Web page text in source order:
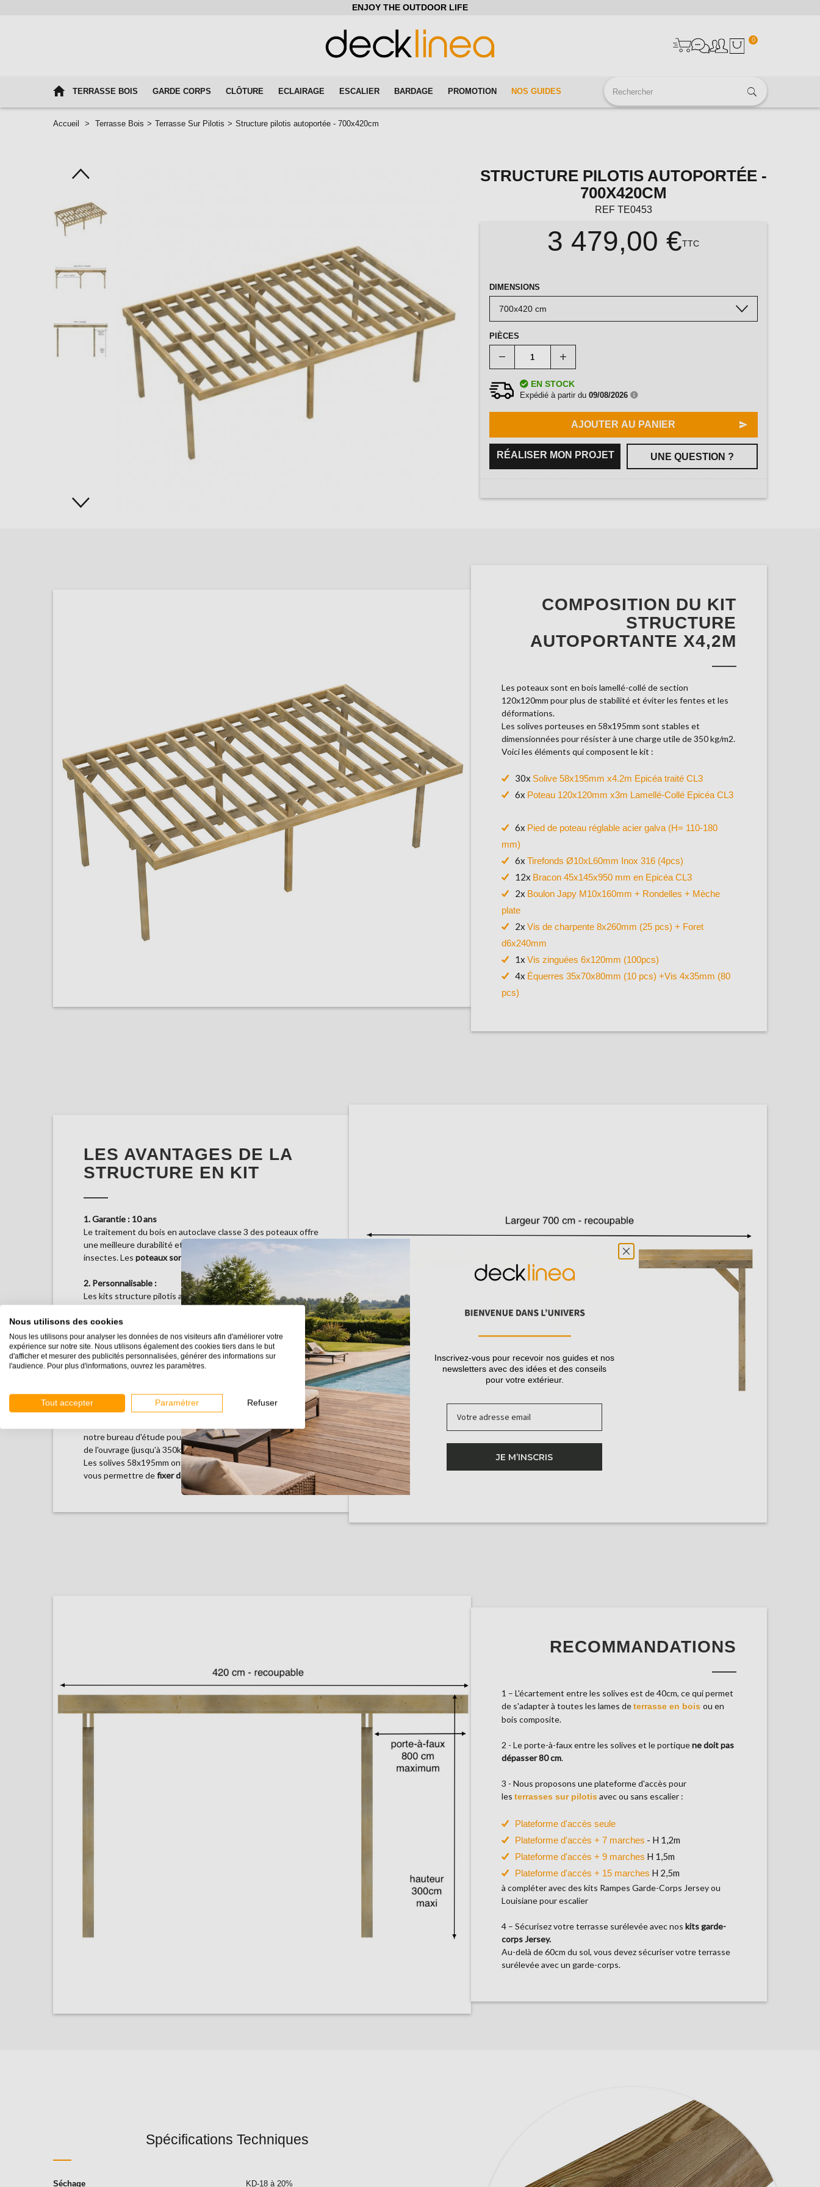
ENJOY THE OUTDOOR LIFE
0
TERRASSE BOIS GARDE CORPS CLÔTURE ECLAIRAGE ESCALIER BARDAGE PROMOTION NOS GUIDES
Accueil > Terrasse Bois > Terrasse Sur Pilotis > Structure pilotis autoportée - 700x420cm
STRUCTURE PILOTIS AUTOPORTÉE -
700X420CM
REF TE0453
3 479,00 €TTC
DIMENSIONS
PIÈCES
EN STOCK
Expédié à partir du 09/08/2026
AJOUTER AU PANIER
RÉALISER MON PROJET UNE QUESTION ?
COMPOSITION DU KIT
STRUCTURE
AUTOPORTANTE X4,2M
Les poteaux sont en bois lamellé-collé de section
120x120mm pour plus de stabilité et éviter les fentes et les
déformations.
Les solives porteuses en 58x195mm sont stables et
dimensionnées pour résister à une charge utile de 350 kg/m2.
Voici les éléments qui composent le kit :
30x Solive 58x195mm x4.2m Epicéa traité CL3
6x Poteau 120x120mm x3m Lamellé-Collé Epicéa CL3
6x Pied de poteau réglable acier galva (H= 110-180
mm)
6x Tirefonds Ø10xL60mm Inox 316 (4pcs)
12x Bracon 45x145x950 mm en Epicéa CL3
2x Boulon Japy M10x160mm + Rondelles + Mèche
plate
2x Vis de charpente 8x260mm (25 pcs) + Foret
d6x240mm
1x Vis zinguées 6x120mm (100pcs)
4x Équerres 35x70x80mm (10 pcs) +Vis 4x35mm (80
pcs)
LES AVANTAGES DE LA
STRUCTURE EN KIT
1. Garantie : 10 ans
Le traitement du bois en autoclave classe 3 des poteaux offre
une meilleure durabilité et résistance aux intempéries et aux
insectes. Les poteaux sont en bois lamellé-collés.
2. Personnalisable :
Les kits structure pilotis adossés sont recoupables pour
s'adapter tout type de configuration spécifique. Les poteaux
peuvent se recouper en hauteur.
3. Livraison gratuite & rapide :
Tous les éléments de nos kits structure pilotis adossés sont
en stock. La livraison s’effectue par camion équipés de chariot
4 – Structure renforcée
Les sections des poteaux et des solives ont été calculées par
notre bureau d'étude pour vous assurer une bonne stabilité
de l'ouvrage (jusqu'à 350kg/m2)
Les solives 58x195mm ont été volontairement doublées pour
vous permettre defixer des poteaux de garde-corps.
RECOMMANDATIONS
1 – L'écartement entre les solives est de 40cm, ce qui permet
de s'adapter à toutes les lames deterrasse en bois ou en
bois composite.
2 - Le porte-à-faux entre les solives et le portiquene doit pas
dépasser 80 cm.
3 - Nous proposons une plateforme d'accès pour
les terrasses sur pilotis avec ou sans escalier :
Plateforme d'accès seule
Plateforme d'accès + 7 marches - H 1,2m
Plateforme d'accès + 9 marches H 1,5m
Plateforme d'accès + 15 marches H 2,5m
à compléter avec des kits Rampes Garde-Corps Jersey ou
Louisiane pour escalier
4 – Sécurisez votre terrasse surélevée avec nos kits garde-
corps Jersey.
Au-delà de 60cm du sol, vous devez sécuriser votre terrasse
surélevée avec un garde-corps.
Spécifications Techniques
Séchage KD-18 à 20%
Nous utilisons des cookies
Nous les utilisons pour analyser les données de nos visiteurs afin d'améliorer votre
expérience sur notre site. Nous utilisons également des cookies tiers dans le but
d'afficher et mesurer des publicités personnalisées, générer des informations sur
l'audience. Pour plus d'informations, ouvrez les paramètres.
Tout accepter Paramétrer Refuser
Inscrivez-vous pour recevoir nos guides et nos
newsletters avec des idées et des conseils
pour votre extérieur.
JE M’INSCRIS